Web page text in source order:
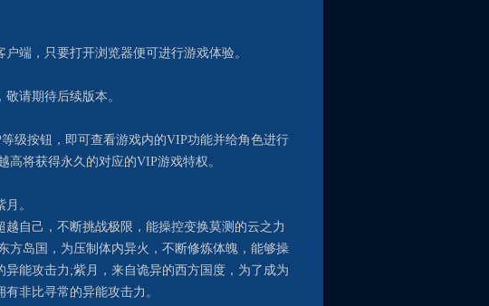
，只要打开浏览器便可进行游戏体验。
请期待后续版本。
按钮，即可查看游戏内的VIP功能并给角色进行
将获得永久的对应的VIP游戏特权。
。
自己，不断挑战极限，能操控变换莫测的云之力
方岛国，为压制体内异火，不断修炼体魄，能够操
能攻击力;紫月，来自诡异的西方国度，为了成为
非比寻常的异能攻击力。